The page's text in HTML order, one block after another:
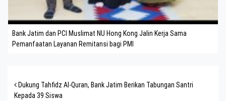
Bank Jatim dan PCI Muslimat NU Hong Kong Jalin Kerja Sama
Pemanfaatan Layanan Remitansi bagi PMI
Post navigation
Dukung Tahfidz Al-Quran, Bank Jatim Berikan Tabungan Santri
Kepada 39 Siswa